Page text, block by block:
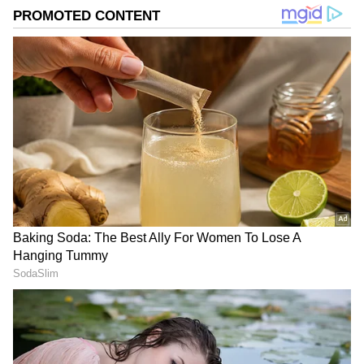
DOWNLOAD APP
RECOMMENDED STORIES
Vastu Tips: பாத்ரூமில்
இந்த 7 பொருட்கள்
இருந்தால் வறுமை
நிச்சயம்! உடனே தூக்கி
Vedic Astrology: சொந்த
வீட்டிற்கு செல்லும்
சுக்கிரன்.! 5 ராசிகளுக்கு
சுக்கிர பார்வை ஆரம்பம்.!